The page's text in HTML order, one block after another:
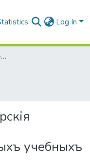
Log In
Редкие издания (1836 - 1940 гг.)
учебныхъ